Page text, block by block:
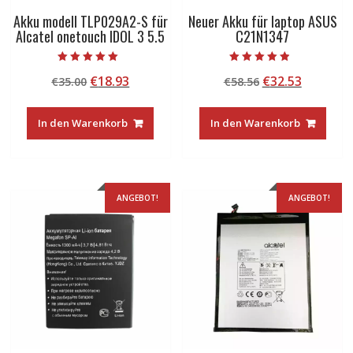
Akku modell TLP029A2-S für
Alcatel onetouch IDOL 3 5.5
5.00
von 5
€35.00 Ursprünglicher
war:
€35.00
€18.93
ist:
€18.93.
In den Warenkorb
Neuer Akku für laptop ASUS
C21N1347
4.50
von 5
€58.56 Ursprünglicher
war:
€58.56
€32.53
ist:
€32.53.
In den Warenkorb
ANGEBOT! ANGEBOT!